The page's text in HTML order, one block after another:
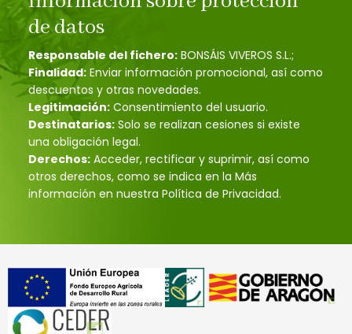
de datos
Responsable del fichero: BONSÁIS VIVEROS S.L.;
Finalidad: Enviar información promocional, así como
descuentos y otras novedades.
Legitimación: Consentimiento del usuario.
Destinatarios: Solo se realizan cesiones si existe
una obligación legal.
Derechos: Acceder, rectificar y suprimir, así como
otros derechos, como se indica en la Más
información en nuestra Política de Privacidad.